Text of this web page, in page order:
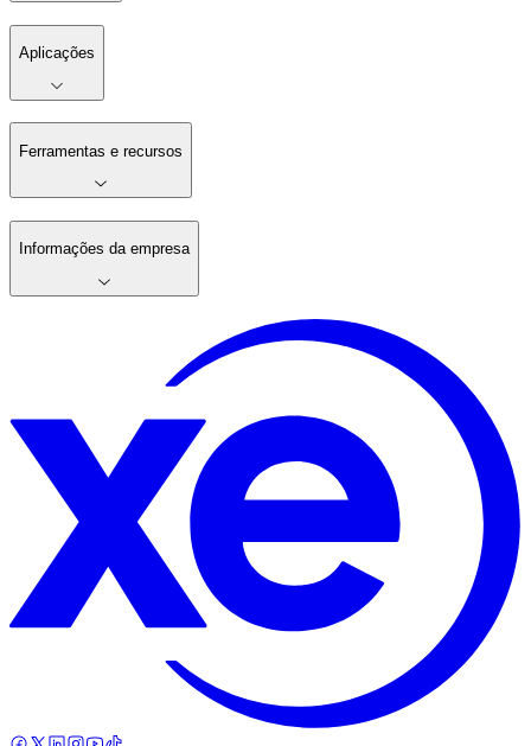
Aplicações
Ferramentas e recursos
Informações da empresa